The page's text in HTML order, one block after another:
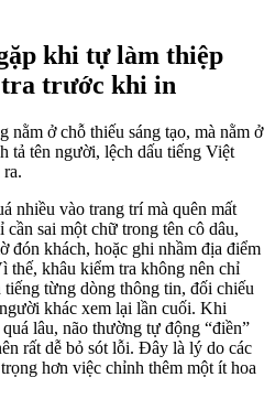
khi tự làm thiệp
trước khi in
ở chỗ thiếu sáng tạo, mà nằm ở
tả tên người, lệch dấu tiếng Việt
nhiều vào trang trí mà quên mất
sai một chữ trong tên cô dâu,
đón khách, hoặc ghi nhầm địa điểm
thế, khâu kiểm tra không nên chỉ
từng dòng thông tin, đối chiếu
khác xem lại lần cuối. Khi
lâu, não thường tự động “điền”
rất dễ bỏ sót lỗi. Đây là lý do các
hơn việc chỉnh thêm một ít hoa